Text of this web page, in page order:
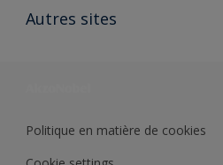
Ouvrir un magasin PASS
Autres sites
Politique en matière de cookies